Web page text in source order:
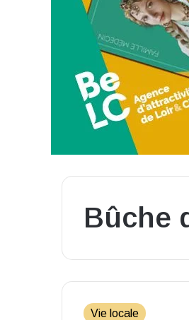
Bûche
Vie locale